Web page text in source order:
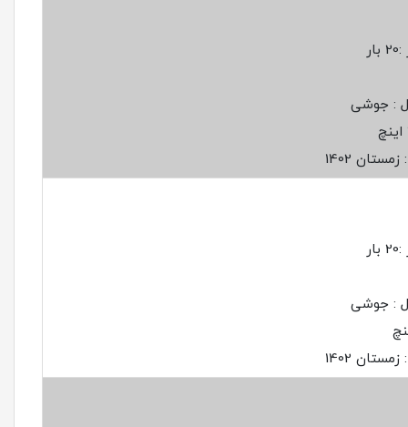
: جوشی
1402
: جوشی
1402